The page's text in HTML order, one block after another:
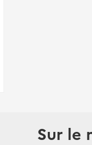
Sur le